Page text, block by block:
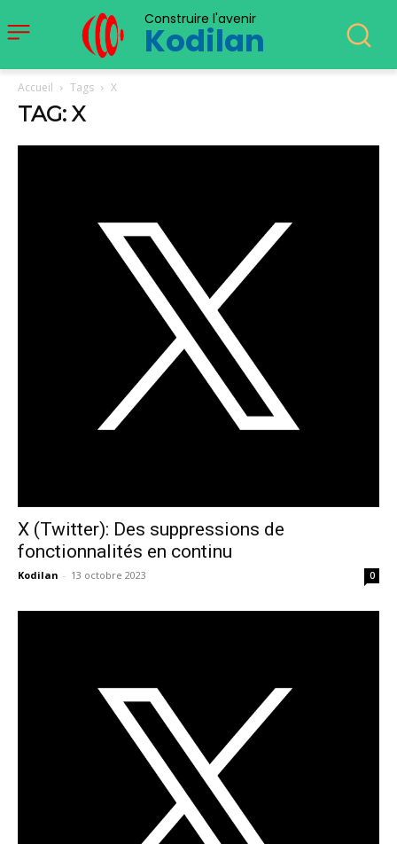
Construire l'avenir
Kodilan
Accueil Tags X
TAG: X
X (Twitter): Des suppressions de
fonctionnalités en continu
Kodilan - 13 octobre 2023 0